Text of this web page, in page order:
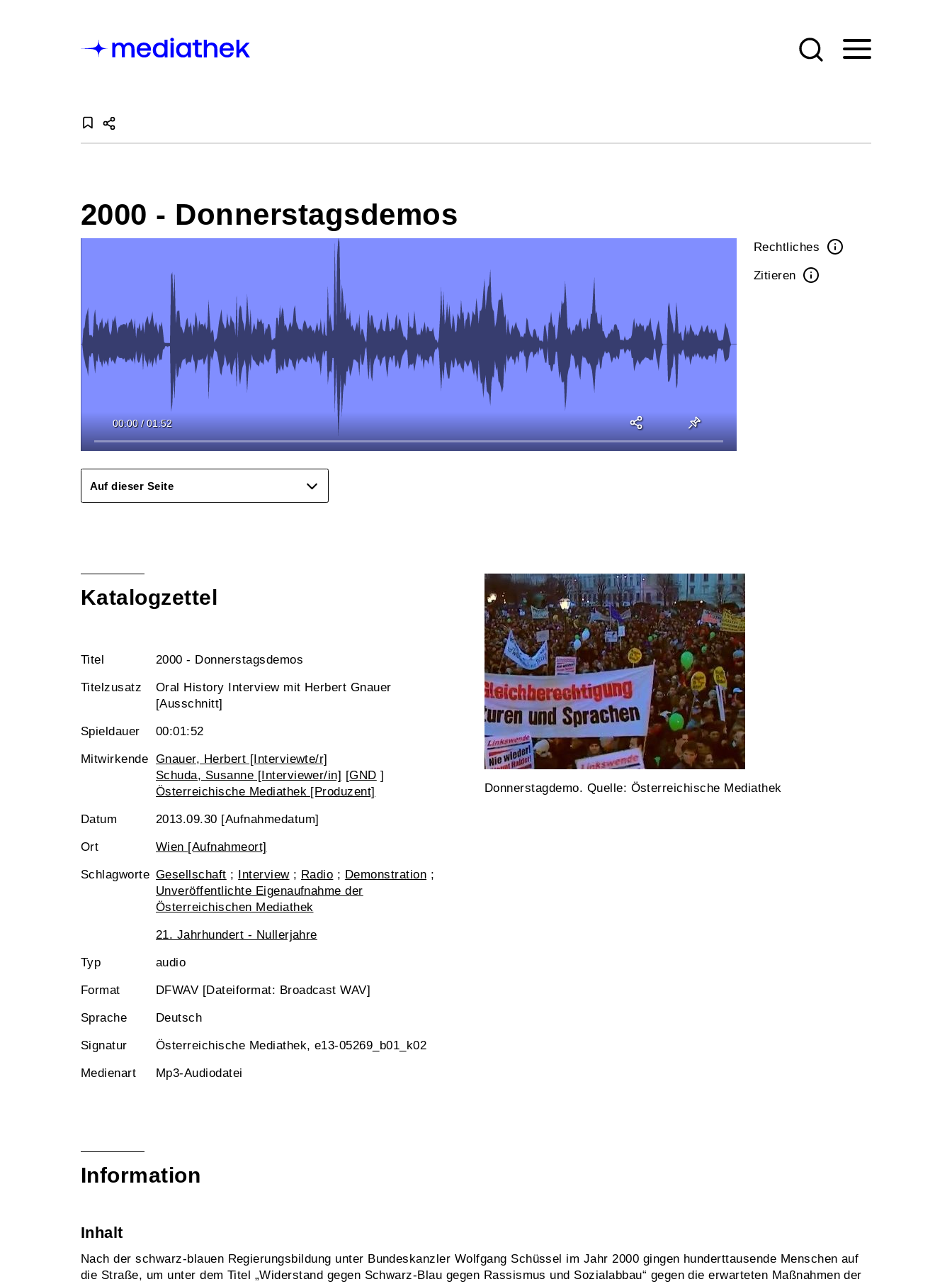
2000 - Donnerstagsdemos
00:00 / 01:52
Rechtliches
Zitieren
Auf dieser Seite
Katalogzettel
Titel 2000 - Donnerstagsdemos
Titelzusatz
Oral History Interview mit Herbert Gnauer
[Ausschnitt]
Spieldauer 00:01:52
Mitwirkende Gnauer, Herbert [Interviewte/r]
Schuda, Susanne [Interviewer/in] [GND ]
Österreichische Mediathek [Produzent]
Datum 2013.09.30 [Aufnahmedatum]
Ort Wien [Aufnahmeort]
Schlagworte Gesellschaft ; Interview; Radio ; Demonstration ;
Unveröffentlichte Eigenaufnahme der
Österreichischen Mediathek
21. Jahrhundert - Nullerjahre
Typ audio
Format DFWAV [Dateiformat: Broadcast WAV]
Sprache Deutsch
Signatur Österreichische Mediathek, e13-05269_b01_k02
Medienart Mp3-Audiodatei
Donnerstagdemo. Quelle: Österreichische Mediathek
Information
Inhalt
Nach der schwarz-blauen Regierungsbildung unter Bundeskanzler Wolfgang Schüssel im Jahr 2000 gingen hunderttausende Menschen auf
die Straße, um unter dem Titel „Widerstand gegen Schwarz-Blau gegen Rassismus und Sozialabbau“ gegen die erwarteten Maßnahmen der